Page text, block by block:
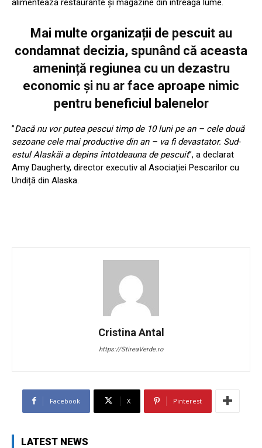
alimentează restaurante și magazine din întreaga lume.
Mai multe organizații de pescuit au
condamnat decizia, spunând că aceasta
amenință regiunea cu un dezastru
economic și nu ar face aproape nimic
pentru beneficiul balenelor
”Dacă nu vor putea pescui timp de 10 luni pe an – cele două
sezoane cele mai productive din an – va fi devastator. Sud-
estul Alaskăi a depins întotdeauna de pescuit”, a declarat
Amy Daugherty, director executiv al Asociației Pescarilor cu
Undiță din Alaska.
Cristina Antal
https://StireaVerde.ro
Facebook X Pinterest
LATEST NEWS